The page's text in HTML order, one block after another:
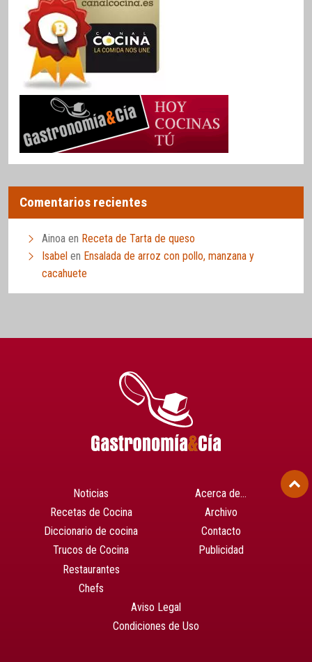
Comentarios recientes
Ainoa en Receta de Tarta de queso
Isabel en Ensalada de arroz con pollo, manzana y
cacahuete
Noticias
Recetas de Cocina
Diccionario de cocina
Trucos de Cocina
Restaurantes
Chefs
Acerca de…
Archivo
Contacto
Publicidad
Aviso Legal
Condiciones de Uso